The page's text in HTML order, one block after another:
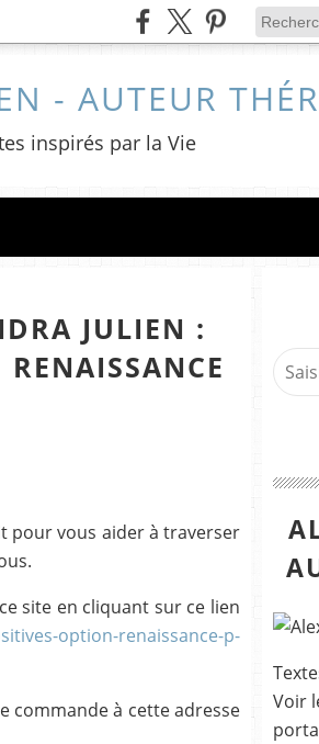
- AUTEUR
inspirés par la Vie
JULIEN :
pour vous aider à traverser
site en cliquant sur ce lien
option-renaissance-p-
commande à cette adresse
Voir